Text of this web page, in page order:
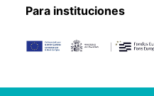
Para instituciones